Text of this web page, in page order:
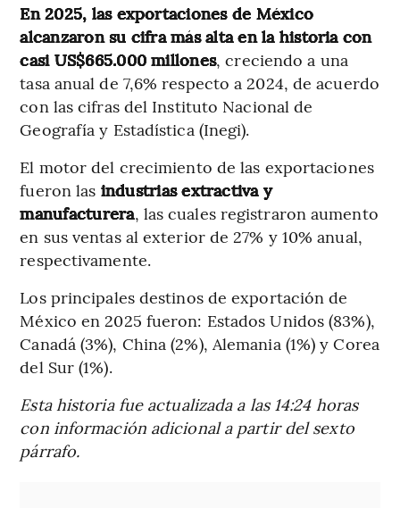
En 2025, las exportaciones de México
alcanzaron su cifra más alta en la historia con
casi US$665.000 millones, creciendo a una
tasa anual de 7,6% respecto a 2024, de acuerdo
con las cifras del Instituto Nacional de
Geografía y Estadística (Inegi).
El motor del crecimiento de las exportaciones
fueron las industrias extractiva y
manufacturera, las cuales registraron aumento
en sus ventas al exterior de 27% y 10% anual,
respectivamente.
Los principales destinos de exportación de
México en 2025 fueron: Estados Unidos (83%),
Canadá (3%), China (2%), Alemania (1%) y Corea
del Sur (1%).
Esta historia fue actualizada a las 14:24 horas
con información adicional a partir del sexto
párrafo.